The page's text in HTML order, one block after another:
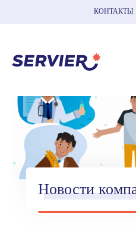
КОНТАКТЫ
Новости